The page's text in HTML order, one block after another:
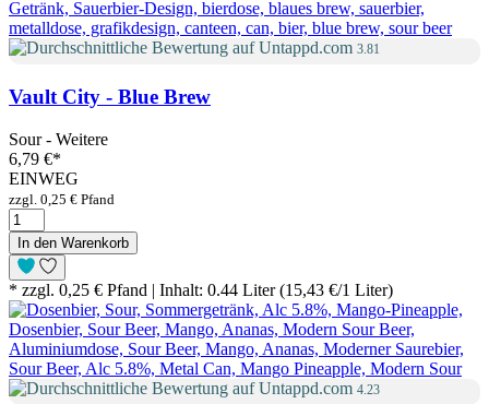
3.81
Vault City - Blue Brew
Sour - Weitere
6,79 €*
EINWEG
zzgl. 0,25 € Pfand
In den Warenkorb
* zzgl. 0,25 € Pfand | Inhalt: 0.44 Liter (15,43 €/1 Liter)
4.23